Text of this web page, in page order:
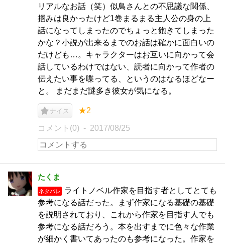
リアルなお話（笑）似鳥さんとの不思議な関係、
掴みは良かったけど1巻まるまる主人公の身の上
話になってしまったのでちょっと飽きてしまった
かな？小説が出来るまでのお話は確かに面白いの
だけども…。キャラクターはお互いに向かって会
話しているわけではない、読者に向かって作者の
伝えたい事を喋ってる、というのはなるほどなー
と。 まだまだ謎多き彼女が気になる。
ナイス ★2
コメント(0) 2017/08/25
たくま
ネタバレ
ライトノベル作家を目指す者としてとても
参考になる話だった。まず作家になる基礎の基礎
を説明されており、これから作家を目指す人でも
参考になる話だろう。本を出すまでに色々な作業
が細かく書いてあったのも参考になった。作家を